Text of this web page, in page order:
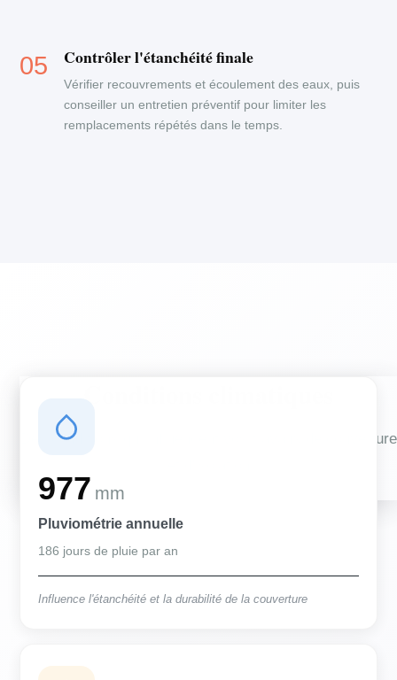
Contrôler l'étanchéité finale
Vérifier recouvrements et écoulement des eaux, puis
conseiller un entretien préventif pour limiter les
remplacements répétés dans le temps.
Des conditions qui influencent vos travaux de couverture
977 mm
Pluviométrie annuelle
186 jours de pluie par an
Influence l'étanchéité et la durabilité de la couverture